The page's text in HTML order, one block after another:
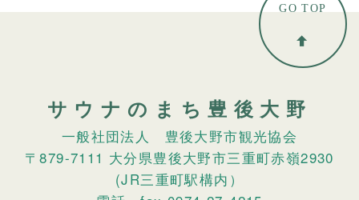
GO TOP
サウナのまち豊後大野
一般社団法人 豊後大野市観光協会
〒879-7111 大分県豊後大野市三重町赤嶺2930
(JR三重町駅構内）